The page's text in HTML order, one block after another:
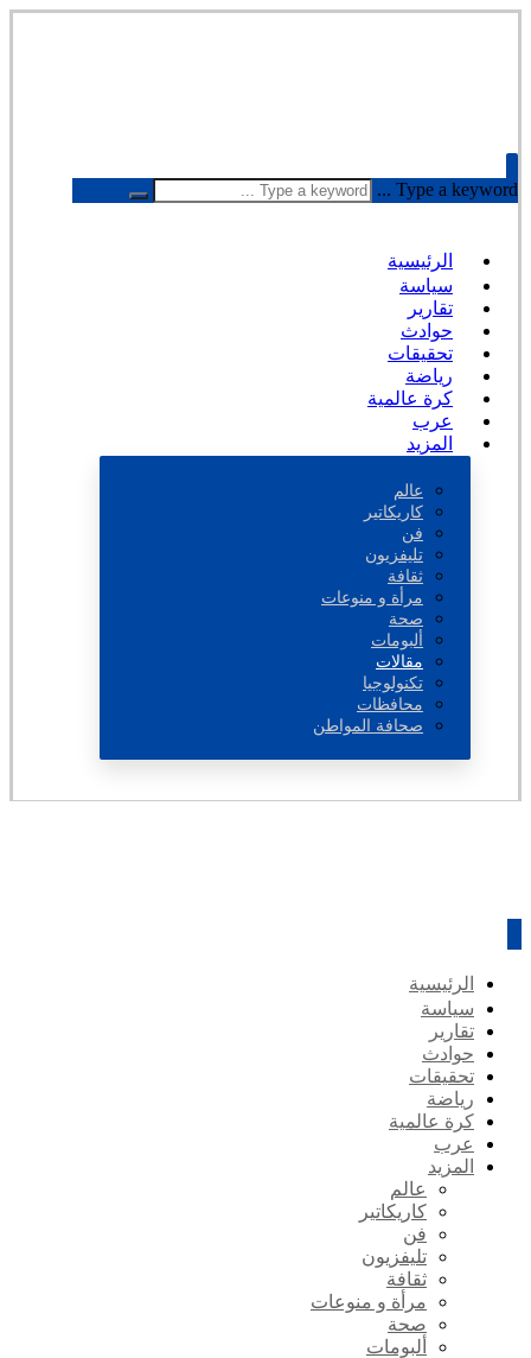
Type a keyword ...
الرئيسية
سياسة
تقارير
حوادث
تحقيقات
رياضة
كرة عالمية
عرب
المزيد
عالم
كاريكاتير
فن
تليفزيون
ثقافة
مرأة و منوعات
صحة
ألبومات
مقالات
تكنولوجيا
محافظات
صحافة المواطن
الرئيسية
سياسة
تقارير
حوادث
تحقيقات
رياضة
كرة عالمية
عرب
المزيد
عالم
كاريكاتير
فن
تليفزيون
ثقافة
مرأة و منوعات
صحة
ألبومات